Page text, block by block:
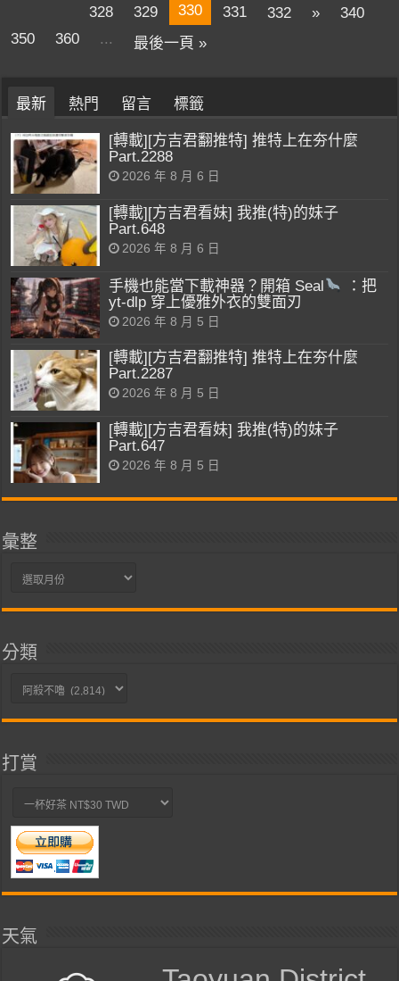
328
329 330 331 332 »
340
350
360 ... 最後一頁 »
最新 熱門 留言 標籤
[轉載][方吉君翻推特] 推特上在夯什麼
Part.2288
2026 年 8 月 6 日
[轉載][方吉君看妹] 我推(特)的妹子
Part.648
2026 年 8 月 6 日
手機也能當下載神器？開箱 Seal
：把
yt-dlp 穿上優雅外衣的雙面刃
2026 年 8 月 5 日
[轉載][方吉君翻推特] 推特上在夯什麼
Part.2287
2026 年 8 月 5 日
[轉載][方吉君看妹] 我推(特)的妹子
Part.647
2026 年 8 月 5 日
彙整
彙
分類
分
打賞
天氣